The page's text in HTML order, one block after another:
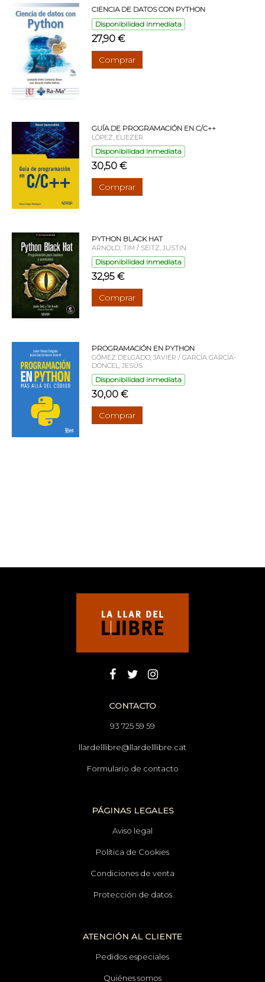
CIENCIA DE DATOS CON PYTHON
Disponibilidad inmediata
27,90 €
Comprar
GUÍA DE PROGRAMACIÓN EN C/C++
LÓPEZ, ELIEZER
Disponibilidad inmediata
30,50 €
Comprar
PYTHON BLACK HAT
ARNOLD, TIM / SEITZ, JUSTIN
Disponibilidad inmediata
32,95 €
Comprar
PROGRAMACIÓN EN PYTHON
GÓMEZ DELGADO, JAVIER / GARCÍA GARCÍA-
DONCEL, JESÚS
Disponibilidad inmediata
30,00 €
Comprar
CONTACTO
93 725 59 59
llardelllibre@llardelllibre.cat
Formulario de contacto
PÁGINAS LEGALES
Aviso legal
Política de Cookies
Condiciones de venta
Protección de datos
ATENCIÓN AL CLIENTE
Pedidos especiales
Quiénes somos